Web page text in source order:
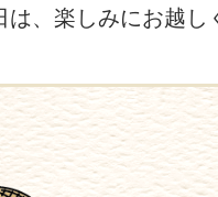
は、楽しみにお越し